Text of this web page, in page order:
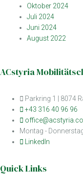
Oktober 2024
Juli 2024
Juni 2024
August 2022
ACstyria
Parkring 1 | 8074
+43 316 40 96 96
Montag -
LinkedIn
Quick Links